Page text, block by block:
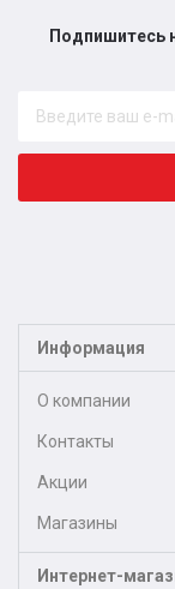
Подпишитесь
Информация
О компании
Контакты
Акции
Магазины
Интернет-